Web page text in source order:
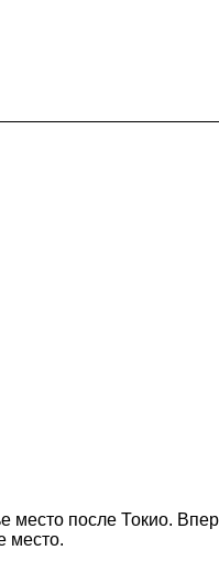
место после Токио.
место.